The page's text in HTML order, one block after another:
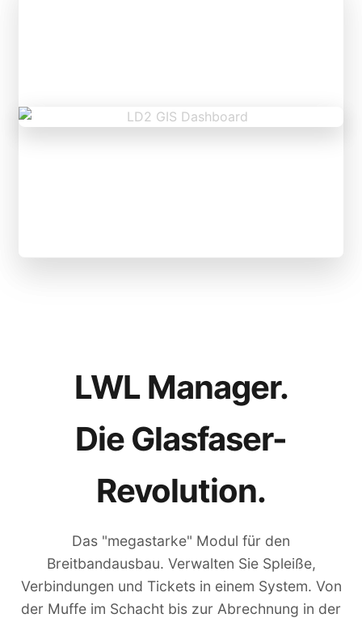
LWL Manager.
Die Glasfaser-
Revolution.
Das "megastarke" Modul für den
Breitbandausbau. Verwalten Sie Spleiße,
Verbindungen und Tickets in einem System. Von
der Muffe im Schacht bis zur Abrechnung in der